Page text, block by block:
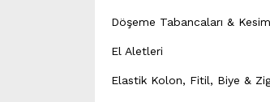
El Aletleri